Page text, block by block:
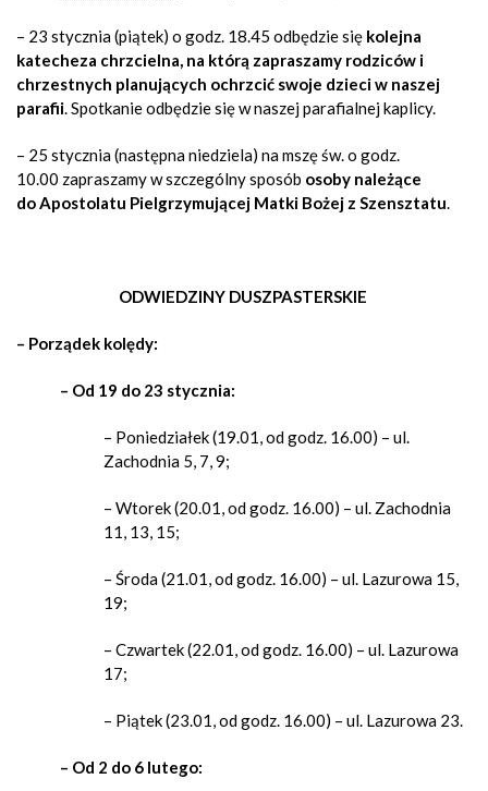
– 23 stycznia (piątek) o godz. 18.45 odbędzie się kolejna
katecheza chrzcielna, na którą zapraszamy rodziców i
chrzestnych planujących ochrzcić swoje dzieci w naszej
parafii. Spotkanie odbędzie się w naszej parafialnej kaplicy.
– 25 stycznia (następna niedziela) na mszę św. o godz.
10.00 zapraszamy w szczególny sposób osoby należące
doApostolatu Pielgrzymującej Matki Bożej z Szensztatu.
ODWIEDZINY DUSZPASTERSKIE
– Porządek kolędy:
– Od 19 do 23 stycznia:
– Poniedziałek (19.01, od godz. 16.00) – ul.
Zachodnia 5, 7, 9;
– Wtorek (20.01, od godz. 16.00) – ul. Zachodnia
11, 13, 15;
– Środa (21.01, od godz. 16.00) – ul. Lazurowa 15,
19;
– Czwartek (22.01, od godz. 16.00) – ul. Lazurowa
17;
– Piątek (23.01, od godz. 16.00) – ul. Lazurowa 23.
– Od 2 do 6 lutego: